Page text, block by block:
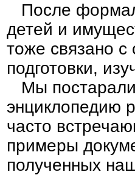
После
детей и
тоже связано
подготовки,
Мы
энциклопедию
часто
примеры
полученных